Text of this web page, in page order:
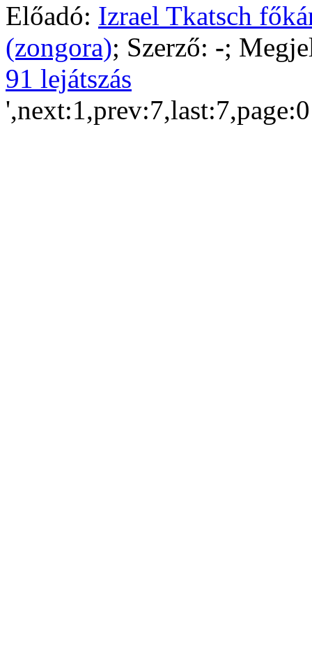
Előadó: Izrael Tkatsch
(zongora); Szerző: -;
91 lejátszás